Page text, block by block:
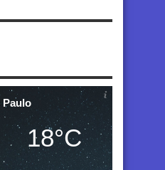
Paulo
18°C